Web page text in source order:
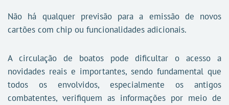
Não há qualquer previsão para a emissão de novos
cartões com chip ou funcionalidades adicionais.
A circulação de boatos pode dificultar o acesso a
novidades reais e importantes, sendo fundamental que
todos os envolvidos, especialmente os antigos
combatentes, verifiquem as informações por meio de